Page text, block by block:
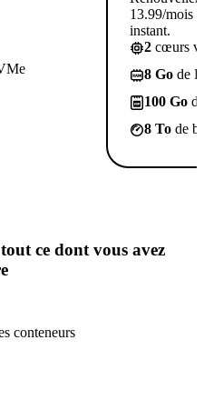
13.99/mois
instant.
2 cœurs
8 Go de
100 Go
8 To de
tout ce dont vous avez
conteneurs